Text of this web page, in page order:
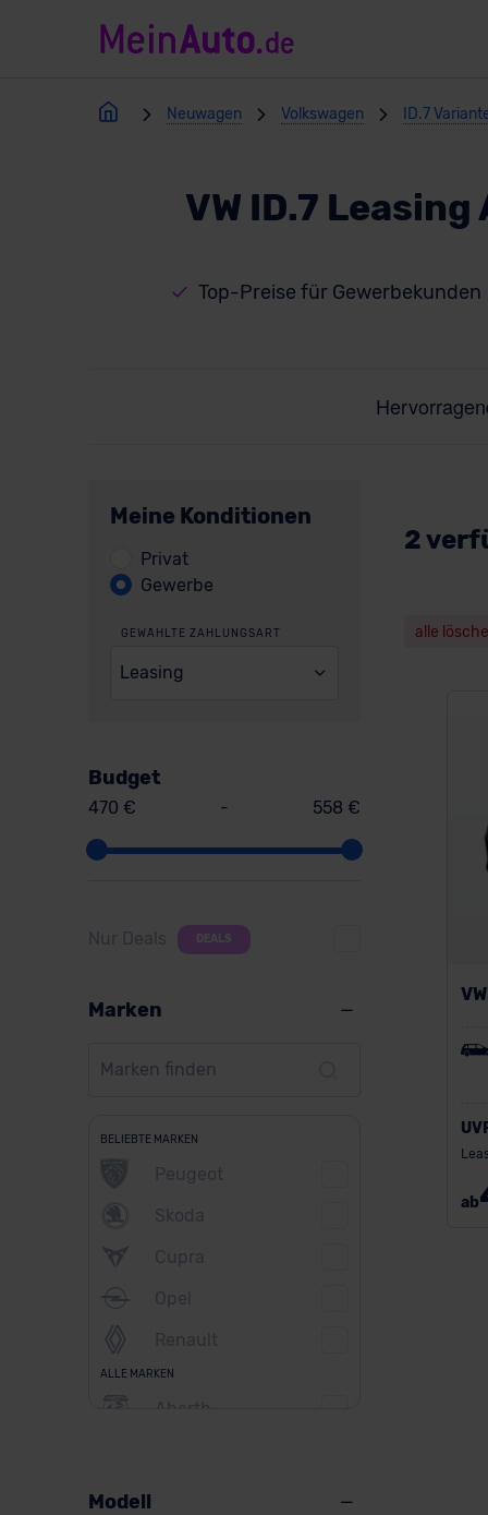
Neuwagen Volkswagen ID.7
VW ID.7
Top-Preise für Gewerbekunden
Meine Konditionen
Privat
Gewerbe
GEWÄHLTE ZAHLUNGSART
Leasing
Budget
470 € - 558 €
Nur Deals DEALS
Marken
BELIEBTE MARKEN
Peugeot
Skoda
Cupra
Opel
Renault
ALLE MARKEN
Abarth
Modell
2
alle
ab